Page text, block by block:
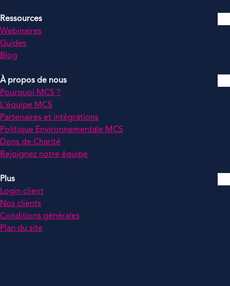
Ressources
Webinaires
Guides
Blog
À propos de nous
Pourquoi MCS ?
L’équipe MCS
Partenaires et intégrations
Politique Environnementale MCS
Dons de Charité
Rejoignez notre équipe
Plus
Login client
Nos clients
Conditions générales
Plan du site